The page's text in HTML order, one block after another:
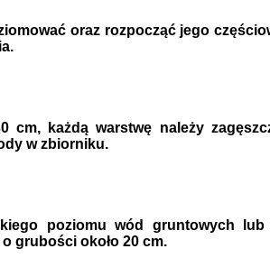
oraz rozpocząć jego
każdą warstwę należy
w zbiorniku.
poziomu wód gruntowych lub
grubości około 20 cm.